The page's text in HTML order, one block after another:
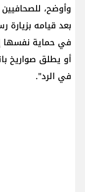
وأوضح،
بعد قيامه بزيارة
في حماية نفسها
أو يطلق صواريخ
في الرد".